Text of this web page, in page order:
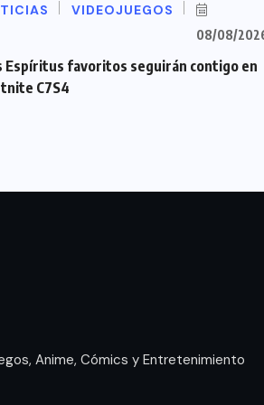
VIDEOJUEGOS
08/08/
Espíritus favoritos seguirán contigo en
C7S4
Anime, Cómics y Entretenimiento